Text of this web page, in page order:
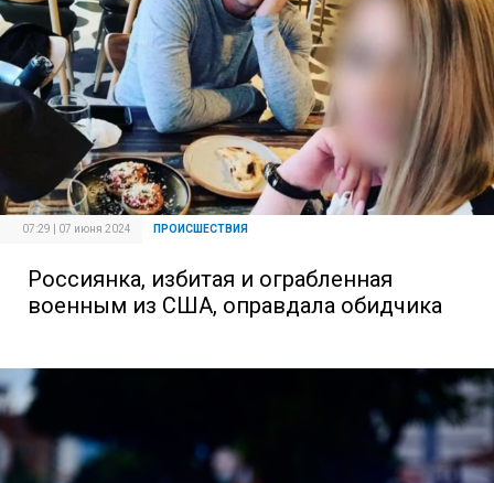
07:29 | 07 июня 2024 ПРОИСШЕСТВИЯ
Россиянка, избитая и ограбленная
военным из США, оправдала обидчика